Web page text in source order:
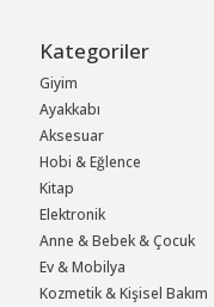
Kategoriler
Giyim
Ayakkabı
Aksesuar
Hobi & Eğlence
Kitap
Elektronik
Anne & Bebek & Çocuk
Ev & Mobilya
Kozmetik & Kişisel Bakım